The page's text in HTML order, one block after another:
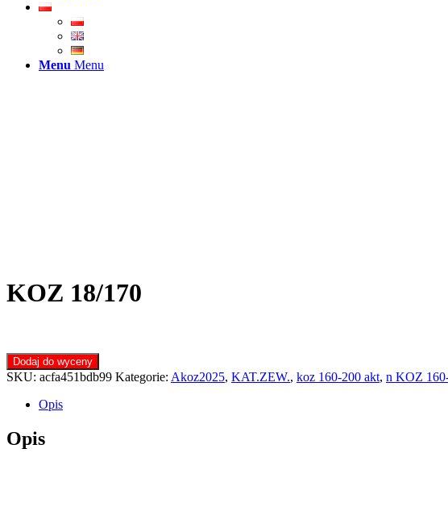
Menu Menu
KOZ 18/170
Dodaj do wyceny
SKU: acfa451bdb99 Kategorie: Akoz2025, KAT.ZEW., koz 160-200 akt, n KOZ
Opis
Opis